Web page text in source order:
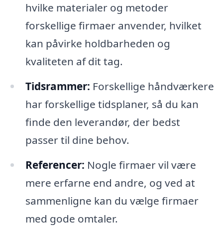
hvilke materialer og metoder
forskellige firmaer anvender, hvilket
kan påvirke holdbarheden og
kvaliteten af dit tag.
Tidsrammer: Forskellige håndværkere
har forskellige tidsplaner, så du kan
finde den leverandør, der bedst
passer til dine behov.
Referencer: Nogle firmaer vil være
mere erfarne end andre, og ved at
sammenligne kan du vælge firmaer
med gode omtaler.